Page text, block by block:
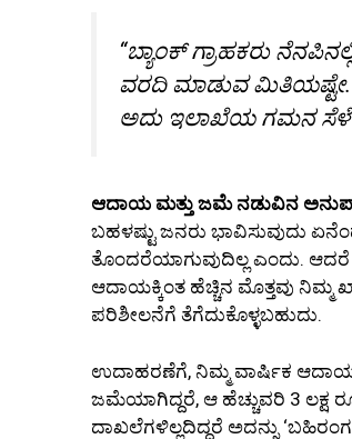
“ಬ್ಯಾಂಕ್ ಗ್ರಾಹಕರು
ವರದಿ ಮಾಡುವ ಮಿತಿಯಷ್ಟೇ.
ಅದು ಇಲಾಖೆಯ ಗಮನ
ಆದಾಯ ಮತ್ತು ಜಮೆ ನಡುವಿನ
ಬಹಳಷ್ಟು ಜನರು ಭಾವಿಸುವುದು
ತೊಂದರೆಯಾಗುವುದಿಲ್ಲ ಎಂದು.
ಆದಾಯಕ್ಕಿಂತ ಹೆಚ್ಚಿನ ಮೊತ್ತವು
ಪರಿಶೀಲನೆಗೆ ತೆಗೆದುಕೊಳ್ಳಬಹುದು.
ಉದಾಹರಣೆಗೆ, ನಿಮ್ಮ ವಾರ್ಷಿಕ ಆದಾಯ
ಜಮೆಯಾಗಿದ್ದರೆ, ಆ ಹೆಚ್ಚುವರಿ 3 ಲಕ್ಷ
ದಾಖಲೆಗಳಿಲ್ಲದಿದ್ದರೆ ಅದನ್ನು